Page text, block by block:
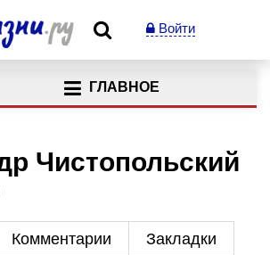
Войти
ГЛАВНОЕ
Чистопольский
Комментарии Закладки